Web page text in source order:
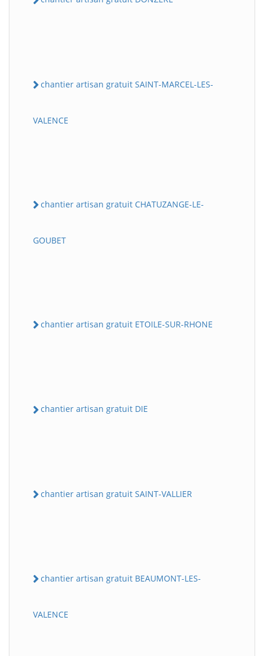
chantier artisan gratuit SAINT-MARCEL-LES-
VALENCE
chantier artisan gratuit CHATUZANGE-LE-
GOUBET
chantier artisan gratuit ETOILE-SUR-RHONE
chantier artisan gratuit DIE
chantier artisan gratuit SAINT-VALLIER
chantier artisan gratuit BEAUMONT-LES-
VALENCE